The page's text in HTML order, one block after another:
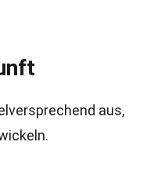
aus,